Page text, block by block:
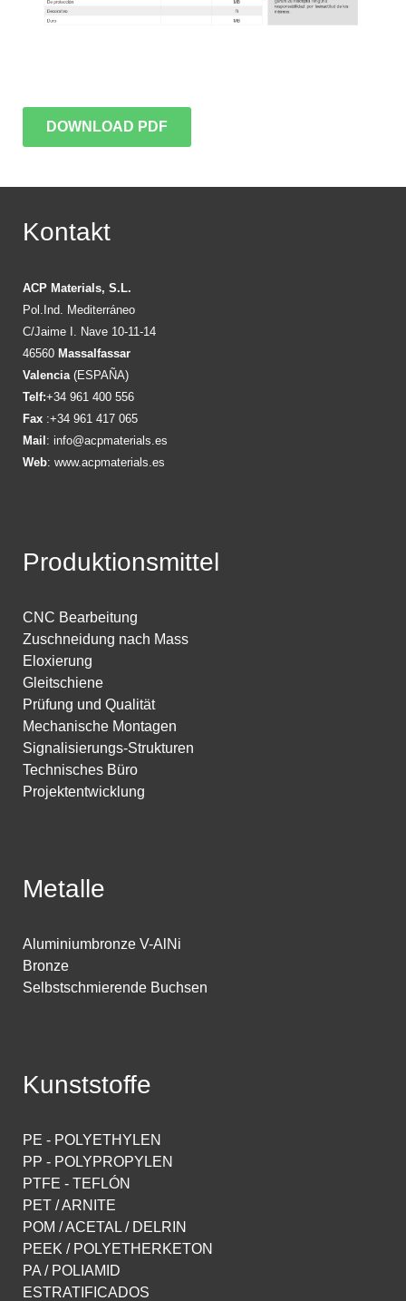
DOWNLOAD PDF
Kontakt
ACP Materials, S.L.
Pol.Ind. Mediterráneo
C/Jaime I. Nave 10-11-14
46560 Massalfassar
Valencia(ESPAÑA)
Telf:+34 961 400 556
Fax :+34 961 417 065
Mail : info@acpmaterials.es
Web: www.acpmaterials.es
Produktionsmittel
CNC Bearbeitung
Zuschneidung nach Mass
Eloxierung
Gleitschiene
Prüfung und Qualität
Mechanische Montagen
Signalisierungs-Strukturen
Technisches Büro
Projektentwicklung
Metalle
Aluminiumbronze V-AlNi
Bronze
Selbstschmierende Buchsen
Kunststoffe
PE - POLYETHYLEN
PP - POLYPROPYLEN
PTFE - TEFLÓN
PET / ARNITE
POM / ACETAL / DELRIN
PEEK / POLYETHERKETON
PA / POLIAMID
ESTRATIFICADOS